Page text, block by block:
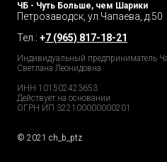
ЧБ - Чуть Больше, чем Шарики
Петрозаводск, ул.Чапаева, д.50
Тел.: +7 (965) 817-18-21
Индивидуальный предприниматель
Светлана Леонидовна
ИНН 101502423653
Действует на основании
ОГРН ИП 322100000000201
© 2021 ch_b_ptz